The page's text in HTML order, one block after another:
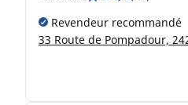
Revendeur recommandé